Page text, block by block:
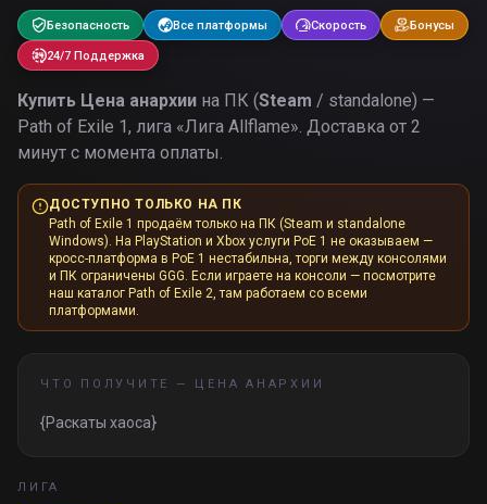
Безопасность Все платформы Скорость Бонусы
24/7 Поддержка
Купить Цена анархии на ПК (Steam / standalone) —
Path of Exile 1, лига «Лига Allflame». Доставка от 2
минут с момента оплаты.
ДОСТУПНО ТОЛЬКО НА ПК
Path of Exile 1 продаём только на ПК (Steam и standalone
Windows). На PlayStation и Xbox услуги PoE 1 не оказываем —
кросс-платформа в PoE 1 нестабильна, торги между консолями
и ПК ограничены GGG. Если играете на консоли — посмотрите
наш каталог Path of Exile 2, там работаем со всеми
платформами.
ЧТО ПОЛУЧИТЕ — ЦЕНА АНАРХИИ
{Раскаты хаоса}
ЛИГА